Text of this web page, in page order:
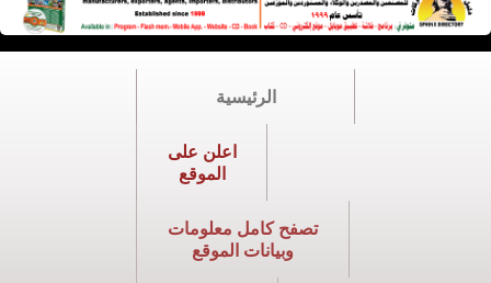
الرئيسية
اعلن على
الموقع
تصفح كامل معلومات
وبيانات الموقع